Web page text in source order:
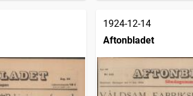
1924-12-14
Aftonbladet